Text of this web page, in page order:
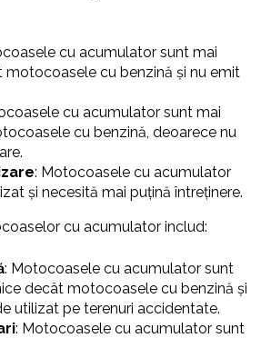
cu acumulator sunt mai
cu benzină și nu emit
cu acumulator sunt mai
cu benzină, deoarece nu
: Motocoasele cu acumulator
și necesită mai puțină întreținere.
cu acumulator includ:
: Motocoasele cu acumulator sunt
decât motocoasele cu benzină și
utilizat pe terenuri accidentate.
: Motocoasele cu acumulator sunt